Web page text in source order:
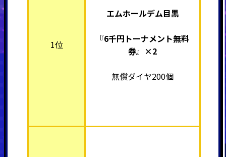
1位
エムホールデム目黒
『6千円トーナメント無料
券』×2
無償ダイヤ200個